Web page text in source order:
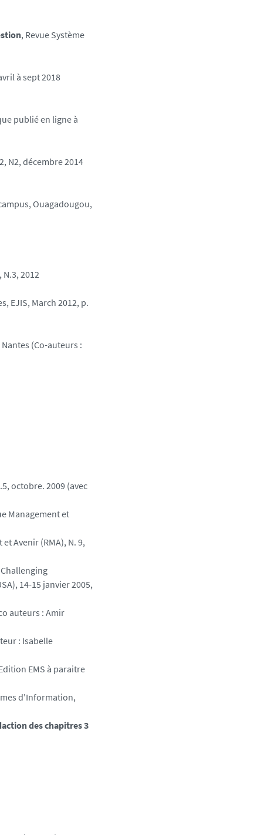
, Revue Système
à sept 2018
publié en ligne à
N2, décembre 2014
Ouagadougou,
2012
EJIS, March 2012, p.
Nantes (Co-auteurs :
octobre. 2009 (avec
Management et
Avenir (RMA), N. 9,
14-15 janvier 2005,
auteurs : Amir
: Isabelle
EMS à paraitre
d'Information,
des chapitres 3